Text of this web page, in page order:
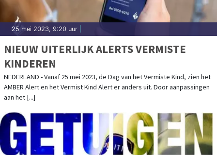
25 mei 2023, 9:20 uur
NIEUW UITERLIJK ALERTS VERMISTE
KINDEREN
NEDERLAND - Vanaf 25 mei 2023, de Dag van het Vermiste Kind, zien het
AMBER Alert en het Vermist Kind Alert er anders uit. Door aanpassingen
aan het [...]